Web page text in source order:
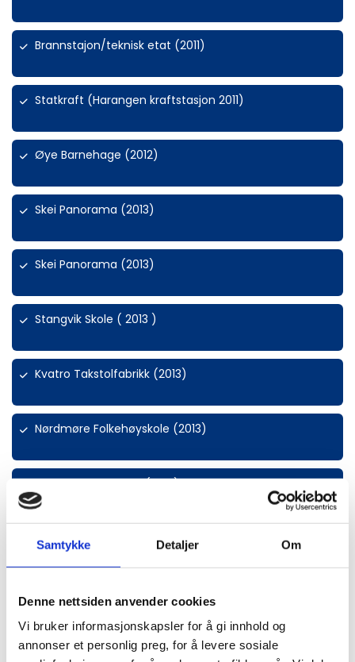
Samtykke Detaljer Om
Denne nettsiden anvender cookies
Vi bruker informasjonskapsler for å gi innhold og
annonser et personlig preg, for å levere sosiale
Brannstajon/teknisk etat (2011)
Statkraft (Harangen kraftstasjon 2011)
Øye Barnehage (2012)
Skei Panorama (2013)
Skei Panorama (2013)
Stangvik Skole ( 2013 )
Kvatro Takstolfabrikk (2013)
Nørdmøre Folkehøyskole (2013)
Sveen Mek. versted (2013)
Sveen Auto (2014)
Oxyvision (2013)